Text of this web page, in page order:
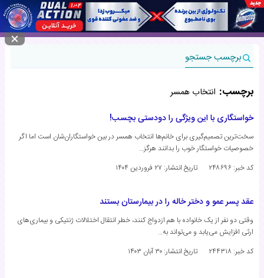
منوی سایت
برچسب جستجو
برچسب: انتخاب همسر
خواستگاری با این ویژگی را دودستی بچسب!
سخت‌ترین تصمیم‌گیری برای خانم‌ها انتخاب همسر در بین خواستگاران‌شان است اما اگر
خصوصیات خواستگار خوب را بدانند هرگز…
کد خبر: ۲۴۸۶۹۶
تاریخ انتشار: ۲۷ فروردین ۱۴۰۴
عقد پسر عمو و دختر خاله را در بیمارستان بستند
وقتی دو نفر از یک خانواده با هم ازدواج کنند، خطر انتقال اختلالات ژنتیکی و بیماری‌های
ارثی افزایش می‌یابد و می‌تواند به…
کد خبر: ۲۴۴۳۱۸
تاریخ انتشار: ۳۰ آبان ۱۴۰۳